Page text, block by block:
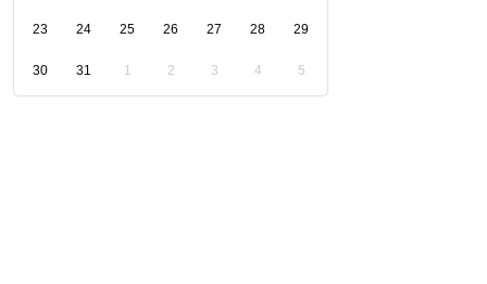
23 24 25 26 27 28 29
30 31 1 2 3 4 5